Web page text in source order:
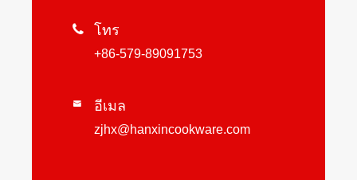
 โทร
+86-579-89091753
 อีเมล
zjhx@hanxincookware.com